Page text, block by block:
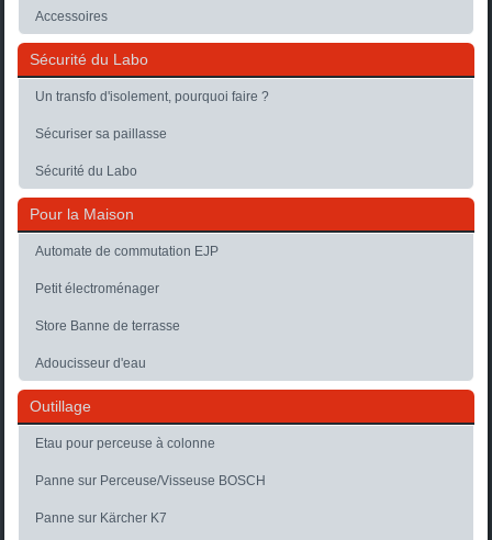
Accessoires
Sécurité du Labo
Un transfo d'isolement, pourquoi faire ?
Sécuriser sa paillasse
Sécurité du Labo
Pour la Maison
Automate de commutation EJP
Petit électroménager
Store Banne de terrasse
Adoucisseur d'eau
Outillage
Etau pour perceuse à colonne
Panne sur Perceuse/Visseuse BOSCH
Panne sur Kärcher K7